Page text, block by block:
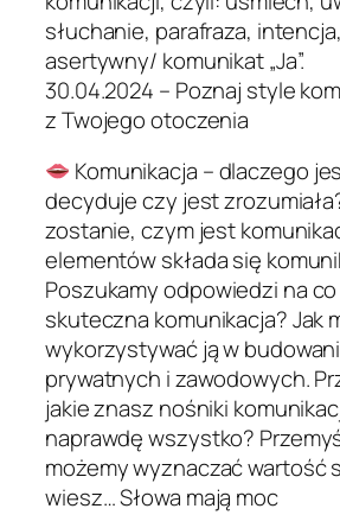
słuchanie, parafraza,
asertywny/ komunikat „Ja”.
30.04.2024 – Poznaj style
z Twojego otoczenia
Komunikacja – dlaczego
decyduje czy jest
zostanie, czym jest
elementów składa się
Poszukamy odpowiedzi na co
skuteczna komunikacja? Jak
wykorzystywać ją w
prywatnych i zawodowych.
jakie znasz nośniki
naprawdę wszystko?
możemy wyznaczać wartość
wiesz… Słowa mają moc